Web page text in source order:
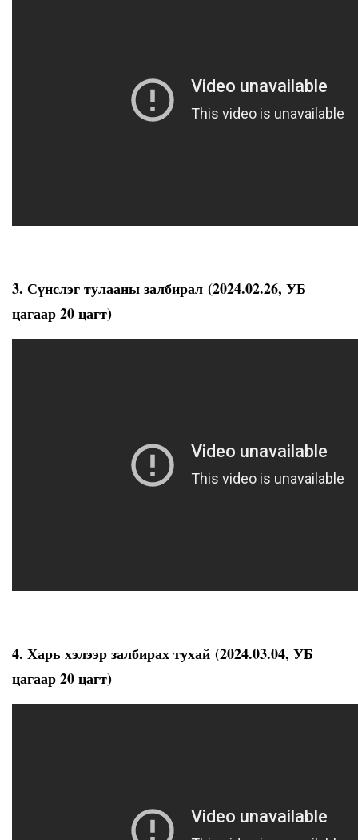
3. Сүнслэг тулааны залбирал (2024.02.26, УБ
цагаар 20 цагт)
4. Харь хэлээр залбирах тухай (2024.03.04, УБ
цагаар 20 цагт)